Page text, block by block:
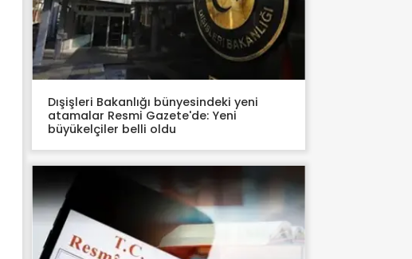
Dışişleri Bakanlığı bünyesindeki yeni
atamalar Resmi Gazete'de: Yeni
büyükelçiler belli oldu